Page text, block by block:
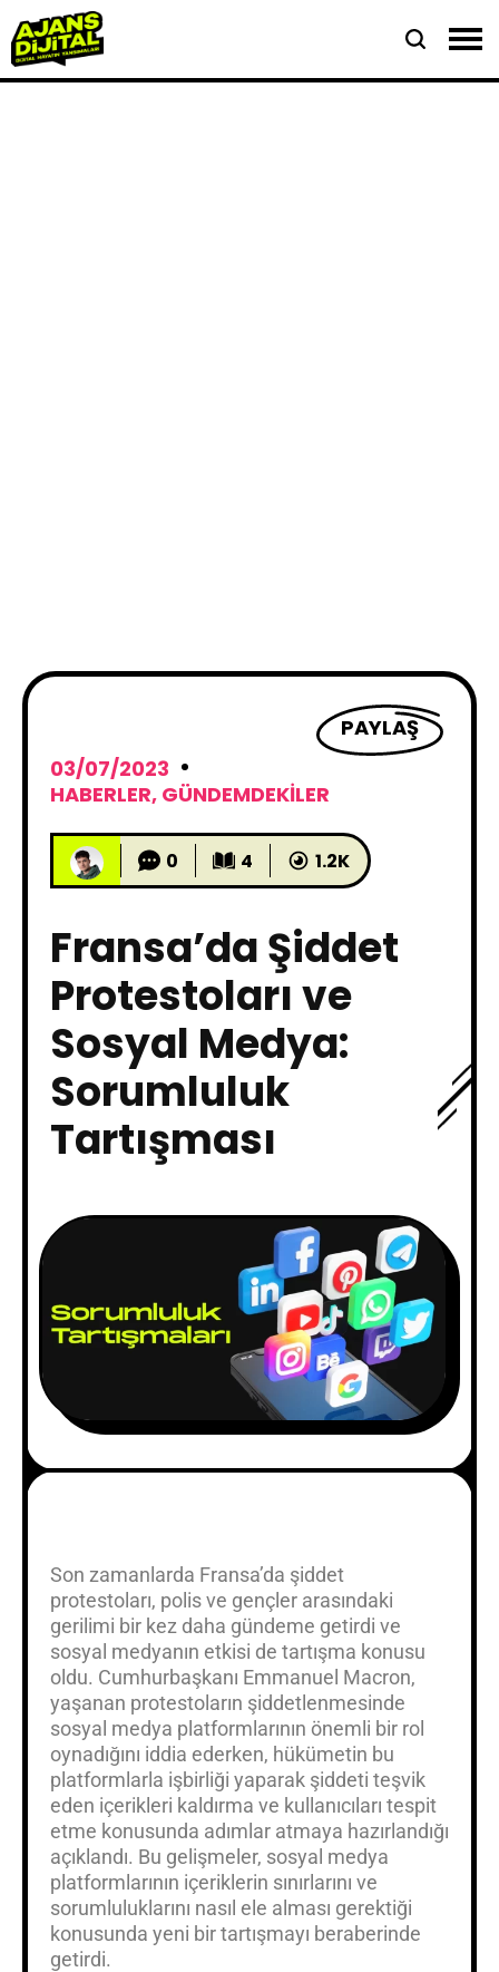
PAYLAŞ
03/07/2023
HABERLER, GÜNDEMDEKILER
0 4 1.2K
Fransa’da Şiddet
Protestoları ve
Sosyal Medya:
Sorumluluk
Tartışması
Son zamanlarda Fransa’da şiddet
protestoları, polis ve gençler arasındaki
gerilimi bir kez daha gündeme getirdi ve
sosyal medyanın etkisi de tartışma konusu
oldu. Cumhurbaşkanı Emmanuel Macron,
yaşanan protestoların şiddetlenmesinde
sosyal medya platformlarının önemli bir rol
oynadığını iddia ederken, hükümetin bu
platformlarla işbirliği yaparak şiddeti teşvik
eden içerikleri kaldırma ve kullanıcıları tespit
etme konusunda adımlar atmaya hazırlandığı
açıklandı. Bu gelişmeler, sosyal medya
platformlarının içeriklerin sınırlarını ve
sorumluluklarını nasıl ele alması gerektiği
konusunda yeni bir tartışmayı beraberinde
getirdi.